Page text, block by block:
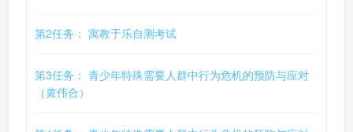
第2任务： 寓教于乐自测考试
第3任务： 青少年特殊需要人群中行为危机的预防与应对
（黄伟合）